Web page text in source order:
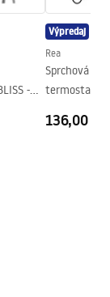
-
Výpredaj
Rea
Sprchová
termostatom
136,00 €